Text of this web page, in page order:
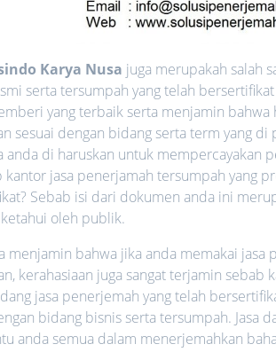
Karya Nusa juga merupakah salah
serta tersumpah yang telah
yang terbaik serta menjamin
sesuai dengan bidang serta term yang
anda di haruskan untuk mempercayakan
kantor jasa penerjamah tersumpah yang
Sebab isi dari dokumen anda ini
oleh publik.
menjamin bahwa jika anda memakai
kerahasiaan juga sangat terjamin
jasa penerjemah yang telah
bidang bisnis serta tersumpah. Jasa
anda semua dalam menerjemahkan